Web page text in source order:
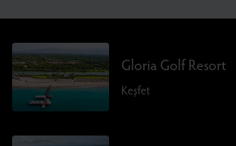
Gloria Golf Resort
Keşfet